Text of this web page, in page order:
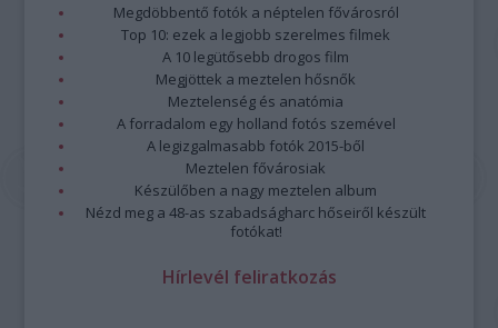
Megdöbbentő fotók a néptelen fővárosról
Top 10: ezek a legjobb szerelmes filmek
A 10 legütősebb drogos film
Megjöttek a meztelen hősnők
Meztelenség és anatómia
A forradalom egy holland fotós szemével
A legizgalmasabb fotók 2015-ből
Meztelen fővárosiak
Készülőben a nagy meztelen album
Nézd meg a 48-as szabadságharc hőseiről készült
fotókat!
Hírlevél feliratkozás